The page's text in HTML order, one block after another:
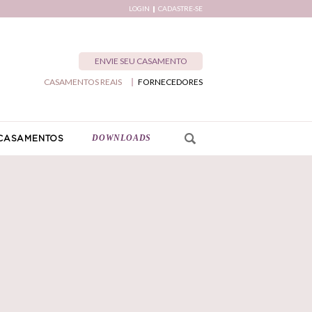
LOGIN CADASTRE-SE
ENVIE SEU CASAMENTO
FORNECEDORES
CASAMENTOS REAIS
DOWNLOADS